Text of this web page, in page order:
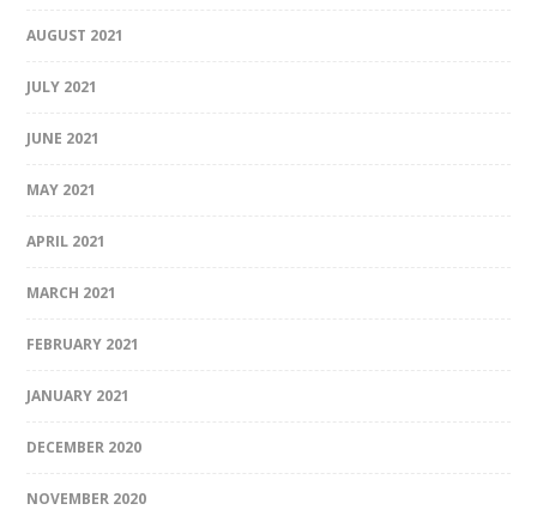
AUGUST 2021
JULY 2021
JUNE 2021
MAY 2021
APRIL 2021
MARCH 2021
FEBRUARY 2021
JANUARY 2021
DECEMBER 2020
NOVEMBER 2020